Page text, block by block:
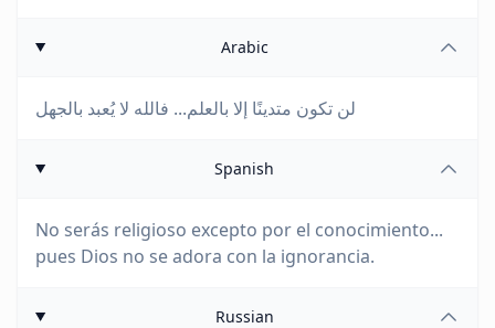
Arabic
لن تكون متدينًا إلا بالعلم... فالله لا يُعبد بالجهل
Spanish
No serás religioso excepto por el conocimiento...
pues Dios no se adora con la ignorancia.
Russian